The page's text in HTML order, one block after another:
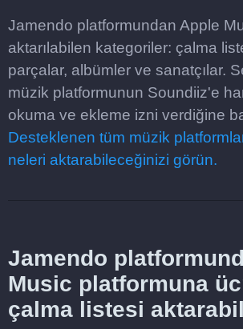
Jamendo platformundan Apple
aktarılabilen kategoriler: çalma
parçalar, albümler ve sanatçılar.
müzik platformunun Soundiiz'e
okuma ve ekleme izni verdiğine
Desteklenen tüm müzik
neleri aktarabileceğinizi görün.
Jamendo
Music platformuna
çalma listesi